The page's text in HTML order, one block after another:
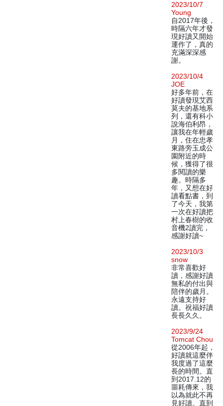
2023/10/7
Young
自2017年後，
時隔六年才發
現好讀又開始
運作了，真的
充滿深深感
謝。
2023/10/4
JOE
好多年前，在
好讀發現艾西
莫夫的基地系
列，還有科小
說海伯利昂，
讓我在年輕歲
月，住在忠孝
東路旁玉成公
園附近的時
候，獲得了很
多閱讀的樂
趣。時隔多
年，又想在好
讀看點書，到
了今天，我第
一次在好讀把
村上春樹的收
音機2讀完，
感謝好讀~
2023/10/3
snow
非常喜歡好
讀，感謝好讀
無私的付出與
陪伴的歲月。
永遠支持好
讀。祝福好讀
長長久久。
2023/9/24
Tomcat Chou
從2006年起，
好讀就這麼伴
我度過了這麼
長的時間。直
到2017.12的
噩耗傳來，我
以為就此不再
見好讀。直到